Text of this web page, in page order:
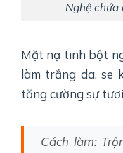
Nghệ
Mặt nạ tinh bột
làm trắng da, se
tăng cường sự
Cách làm: